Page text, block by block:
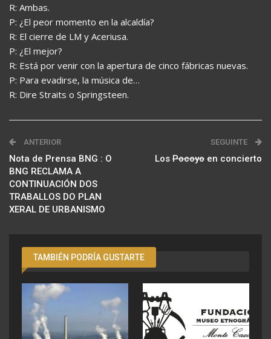
R: Ambas.
P: ¿El peor momento en la alcaldía?
R: El cierre de LM y Aceriusa.
P: ¿El mejor?
R: Está por venir con la apertura de cinco fábricas nuevas.
P: Para evadirse, la música de…
R: Dire Straits o Springsteen.
ANTERIOR
Nota de Prensa BNG : O
BNG RECLAMA A
CONTINUACIÓN DOS
TRABALLOS DO PLAN
XERAL DE URBANISMO
SEGUINTE
Los Pocoyo en concierto
TAMBIÉN PODRÍA GUSTARTE